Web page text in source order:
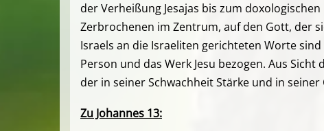
der Verheißung Jesajas bis zum
Zerbrochenen im Zentrum, auf den Gott, der
Israels an die Israeliten gerichteten Worte
Person und das Werk Jesu bezogen. Aus
der in seiner Schwachheit Stärke und in
Zu Johannes 13: